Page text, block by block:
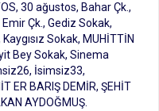
30 ağustos, Bahar Çk.,
Emir Çk., Gediz Sokak,
Kaygısız Sokak, MUHİTTİN
Bey Sokak, Sinema
İsimsiz33,
ER BARIŞ DEMİR, ŞEHİT
AYDOĞMUŞ.